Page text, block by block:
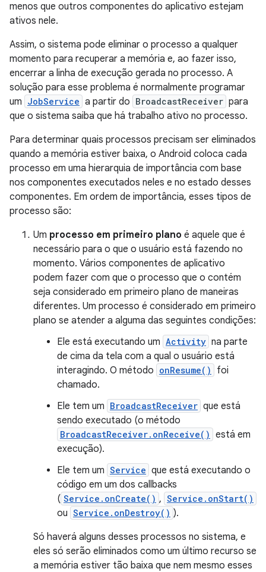
menos que outros componentes do aplicativo estejam
ativos nele.
Assim, o sistema pode eliminar o processo a qualquer
momento para recuperar a memória e, ao fazer isso,
encerrar a linha de execução gerada no processo. A
solução para esse problema é normalmente programar
um JobService a partir do BroadcastReceiver para
que o sistema saiba que há trabalho ativo no processo.
Para determinar quais processos precisam ser eliminados
quando a memória estiver baixa, o Android coloca cada
processo em uma hierarquia de importância com base
nos componentes executados neles e no estado desses
componentes. Em ordem de importância, esses tipos de
processo são:
Um processo em primeiro plano é aquele que é
necessário para o que o usuário está fazendo no
momento. Vários componentes de aplicativo
podem fazer com que o processo que o contém
seja considerado em primeiro plano de maneiras
diferentes. Um processo é considerado em primeiro
plano se atender a alguma das seguintes condições:
Ele está executando um Activity na parte
de cima da tela com a qual o usuário está
interagindo. O método onResume()
foi
chamado.
Ele tem um BroadcastReceiver que está
sendo executado (o método
BroadcastReceiver.onReceive() está em
execução).
Ele tem um Service que está executando o
código em um dos callbacks
( Service.onCreate() , Service.onStart()
ou Service.onDestroy() ).
Só haverá alguns desses processos no sistema, e
eles só serão eliminados como um último recurso se
a memória estiver tão baixa que nem mesmo esses